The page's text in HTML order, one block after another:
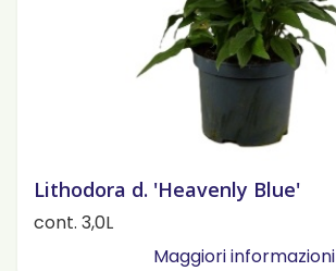
Lithodora d. 'Heavenly Blue'
cont. 3,0L
Maggiori informazioni